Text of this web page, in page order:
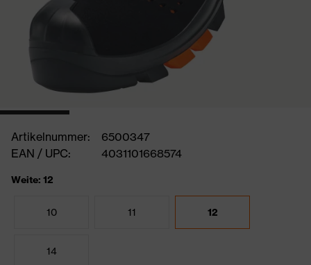
Artikelnummer:
6500347
EAN / UPC:
4031101668574
Weite: 12
10 11 12
14